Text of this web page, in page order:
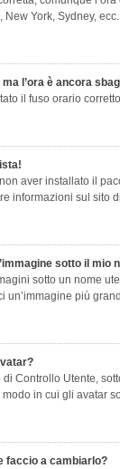
New York, Sydney,
l’ora è ancora
il fuso orario
aver installato il
informazioni sul sito
sotto il mio
sotto un nome
un’immagine più
Controllo Utente,
in cui gli avatar
faccio a cambiarlo?